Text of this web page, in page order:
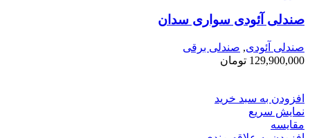
صندلی آئودی سواری سدان
صندلی آئودی, صندلی برقی
129,900,000 تومان
افزودن به سبد خرید
نمایش سریع
مقايسه